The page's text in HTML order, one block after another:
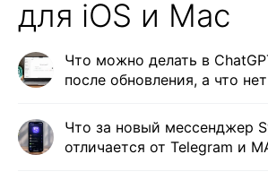
для iOS и Mac
Что можно делать в
после обновления, а что нет
Что за новый мессенджер
отличается от Telegram и